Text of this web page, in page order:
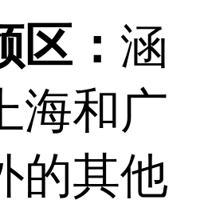
区： 涵
海和广
的其他